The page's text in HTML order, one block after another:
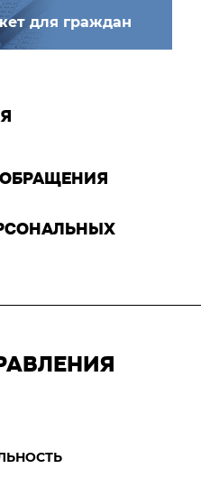
для граждан